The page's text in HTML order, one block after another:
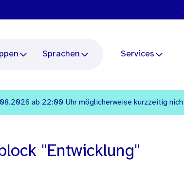
Sprachen Services
ab 22:00 Uhr möglicherweise kurzzeitig
"Entwicklung"